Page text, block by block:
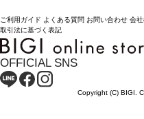
ご利用ガイド よくある質問 お問い合わせ 会
取引法に基づく表記
OFFICIAL SNS
Copyright (C) BIGI.